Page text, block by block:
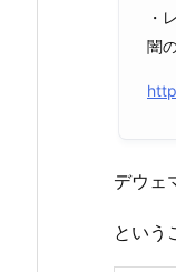
・
闇
デウェ
という